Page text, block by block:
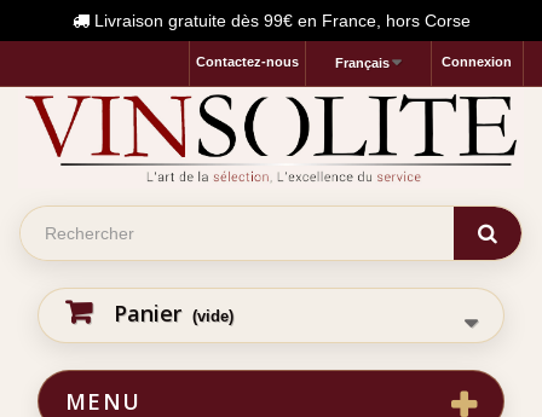
Livraison gratuite dès 99€ en France, hors Corse
Connexion
Français
Contactez-nous
Panier (vide)
MENU